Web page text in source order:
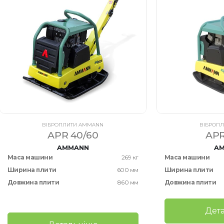
ВІБРОПЛИТИ AMMANN
APR 40/60
AMMANN
Маса машини
269 кг
Ширина плити
600 мм
Довжина плити
860 мм
Маса машини
Ширина плити
Довжина плити